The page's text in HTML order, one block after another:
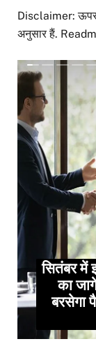
Disclaimer: ऊपर
अनुसार हैं.